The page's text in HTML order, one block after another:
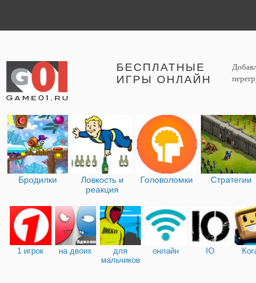
БЕСПЛАТНЫЕ
ИГРЫ ОНЛАЙН
Бродилки
Ловкость и
реакция
Головоломки Стратегии
1 игрок на двоих
для
мальчиков
онлайн IO